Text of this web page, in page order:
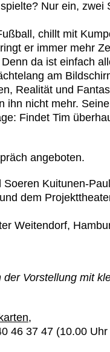
Nur ein, zwei
chillt mit
er immer mehr
Denn da ist einfach
am
Realität und
ihn nicht mehr.
Findet Tim
angeboten.
Kuitunen-Paul
dem
Weitendorf,
Vorstellung mit
,
46 37 47 (10.00